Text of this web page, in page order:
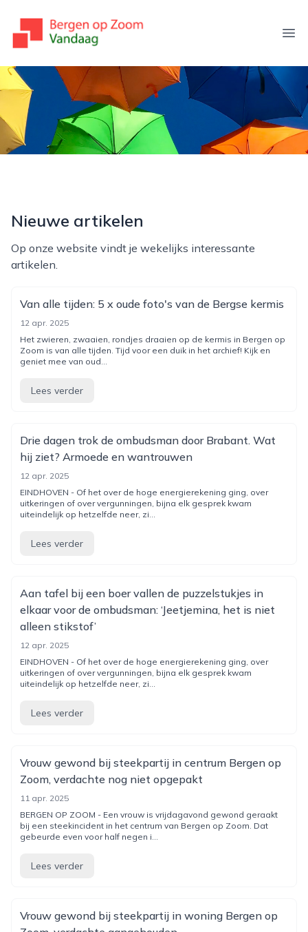
bergenopzoomvandaag.nl
Nieuwe artikelen
Op onze website vindt je wekelijks interessante
artikelen.
Van alle tijden: 5 x oude foto's van de Bergse kermis
12 apr. 2025
Het zwieren, zwaaien, rondjes draaien op de kermis in Bergen op
Zoom is van alle tijden. Tijd voor een duik in het archief! Kijk en
geniet mee van oud...
Lees verder
Drie dagen trok de ombudsman door Brabant. Wat
hij ziet? Armoede en wantrouwen
12 apr. 2025
EINDHOVEN - Of het over de hoge energierekening ging, over
uitkeringen of over vergunningen, bijna elk gesprek kwam
uiteindelijk op hetzelfde neer, zi...
Lees verder
Aan tafel bij een boer vallen de puzzelstukjes in
elkaar voor de ombudsman: ‘Jeetjemina, het is niet
alleen stikstof’
12 apr. 2025
EINDHOVEN - Of het over de hoge energierekening ging, over
uitkeringen of over vergunningen, bijna elk gesprek kwam
uiteindelijk op hetzelfde neer, zi...
Lees verder
Vrouw gewond bij steekpartij in centrum Bergen op
Zoom, verdachte nog niet opgepakt
11 apr. 2025
BERGEN OP ZOOM - Een vrouw is vrijdagavond gewond geraakt
bij een steekincident in het centrum van Bergen op Zoom. Dat
gebeurde even voor half negen i...
Lees verder
Vrouw gewond bij steekpartij in woning Bergen op